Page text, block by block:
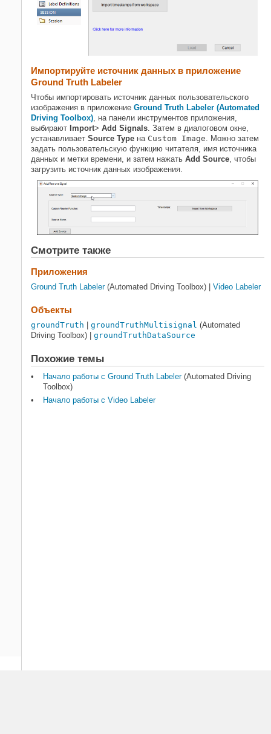
Импортируйте источник данных в приложение
Ground Truth Labeler
Чтобы импортировать источник данных пользовательского
изображения в приложение Ground Truth Labeler (Automated
Driving Toolbox), на панели инструментов приложения,
выбирают Import> Add Signals. Затем в диалоговом окне,
устанавливает Source Type на Custom Image. Можно затем
задать пользовательскую функцию читателя, имя источника
данных и метки времени, и затем нажать Add Source, чтобы
загрузить источник данных изображения.
Смотрите также
Приложения
Ground Truth Labeler(Automated Driving Toolbox) Video Labeler
Объекты
groundTruth groundTruthMultisignal (Automated
Driving Toolbox)
groundTruthDataSource
Похожие темы
Начало работы с Ground Truth Labeler(Automated Driving
Toolbox)
Начало работы с Video Labeler